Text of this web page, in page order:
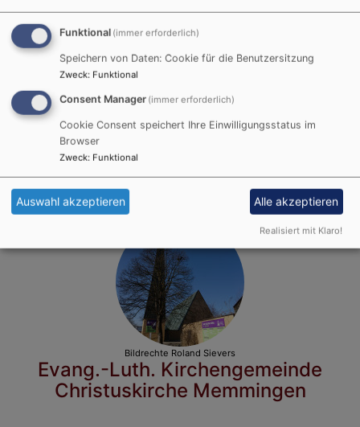
Bildrechte Pfarramt
Evang.-Luth. Kirchengemeinde
Ottobeuren
Bildrechte Roland Sievers
Evang.-Luth. Kirchengemeinde
Christuskirche Memmingen
Funktional (immer erforderlich)
Speichern von Daten: Cookie für die Benutzersitzung
Zweck: Funktional
Consent Manager (immer erforderlich)
Cookie Consent speichert Ihre Einwilligungsstatus im
Browser
Zweck: Funktional
Auswahl akzeptieren Alle akzeptieren
Realisiert mit Klaro!